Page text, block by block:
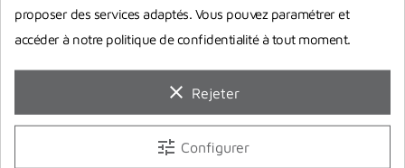
-1,00 €
proposer des services adaptés. Vous pouvez paramétrer et
accéder à notre politique de confidentialité à tout moment.
clear Rejeter
tune Configurer